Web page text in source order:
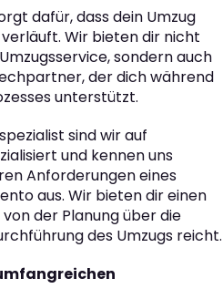
dafür, dass dein Umzug
Wir bieten dir nicht
sondern auch
der dich während
unterstützt.
sind wir auf
und kennen uns
Anforderungen eines
aus. Wir bieten dir einen
der Planung über die
des Umzugs reicht.